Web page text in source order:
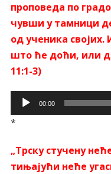
проповеда по
чувши у тамници
од ученика својих.
што ће доћи, или
11:1-3)
Прегледач
звучних
00:00
*
„Трску стучену
тињајући неће